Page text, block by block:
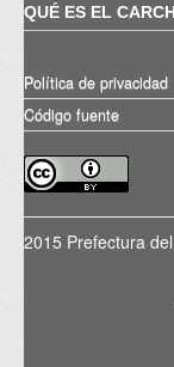
QUÉ ES EL
Política de privacidad
Código fuente
2015 Prefectura